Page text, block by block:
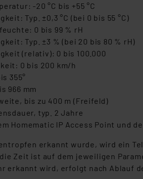
-20 °C bis +55 °C
Typ. ±0,3 °C (bei 0 bis 55 °C)
0 bis 99 % rH
Typ. ±3 % (bei 20 bis 80 % rH)
(relativ): 0 bis 100.000
0 bis 200 km/h
355°
966 mm
bis zu 400 m (Freifeld)
typ. 2 Jahre
Homematic IP Access Point und
erkannt wurde, wird ein
Zeit ist auf dem jeweiligen
erkannt wird, erfolgt nach Ablauf